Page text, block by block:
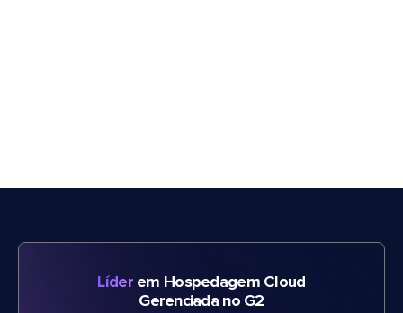
Líderem Hospedagem Cloud
Gerenciada no G2